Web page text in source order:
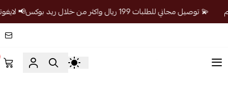
💫 توصيل مجاني للطلبات 199 ريال واكثر من خلال ريد بوكس📢 لايفوتكم
prandosa
٠